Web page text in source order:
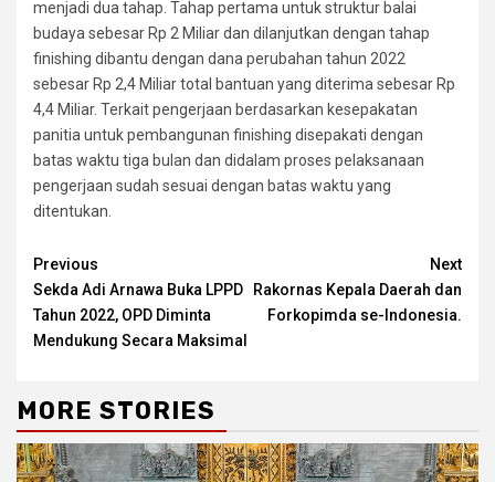
menjadi dua tahap. Tahap pertama untuk struktur balai
budaya sebesar Rp 2 Miliar dan dilanjutkan dengan tahap
finishing dibantu dengan dana perubahan tahun 2022
sebesar Rp 2,4 Miliar total bantuan yang diterima sebesar Rp
4,4 Miliar. Terkait pengerjaan berdasarkan kesepakatan
panitia untuk pembangunan finishing disepakati dengan
batas waktu tiga bulan dan didalam proses pelaksanaan
pengerjaan sudah sesuai dengan batas waktu yang
ditentukan.
Continue
Reading
Previous
Sekda Adi Arnawa Buka LPPD
Tahun 2022, OPD Diminta
Mendukung Secara Maksimal
Next
Rakornas Kepala Daerah dan
Forkopimda se-Indonesia.
MORE STORIES